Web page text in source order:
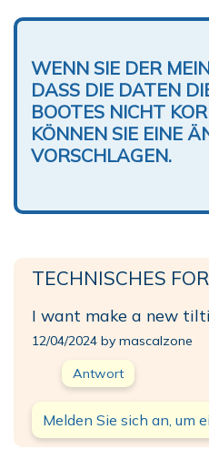
WENN SIE DER
DASS DIE DATEN
BOOTES NICHT
KÖNNEN SIE EINE
VORSCHLAGEN.
TECHNISCHES
I want make a new
12/04/2024 by mascalzone
Antwort
Melden Sie sich an, um